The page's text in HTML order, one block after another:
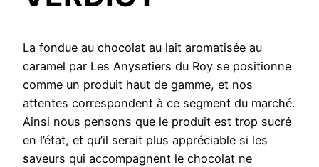
La fondue au chocolat au lait aromatisée au
caramel par Les Anysetiers du Roy se positionne
comme un produit haut de gamme, et nos
attentes correspondent à ce segment du marché.
Ainsi nous pensons que le produit est trop sucré
en l’état, et qu’il serait plus appréciable si les
saveurs qui accompagnent le chocolat ne